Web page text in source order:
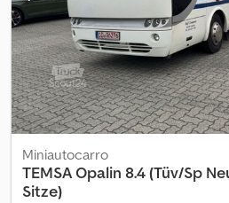
Miniautocarro
TEMSAOpalin 8.4 (Tüv/Sp
Sitze)